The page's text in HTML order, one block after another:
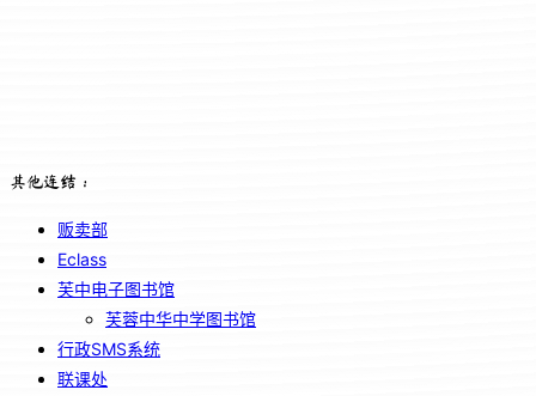
其他连结：
贩卖部
Eclass
芙中电子图书馆
芙蓉中华中学图书馆
行政SMS系统
联课处